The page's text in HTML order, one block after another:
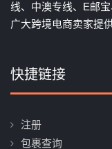
线、中澳专线、E邮
广大跨境电商卖家提
快捷链接
注册
包裹查询